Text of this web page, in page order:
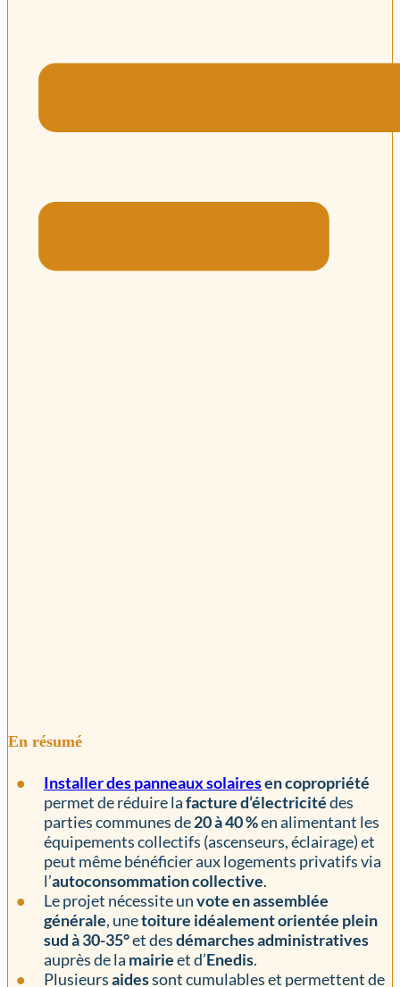
En résumé
Installer despanneaux solairesen copropriété
permet de réduire lafacture d’électricitédes
parties communes de20 à 40 %en alimentant les
équipements collectifs (ascenseurs, éclairage) et
peut même bénéficier aux logements privatifs via
l’autoconsommation collective.
Le projet nécessite unvote en assemblée
générale, unetoiture idéalement orientée plein
sud à 30-35°et desdémarches administratives
auprès de la mairieet d’Enedis.
Plusieursaidessont cumulables et permettent de